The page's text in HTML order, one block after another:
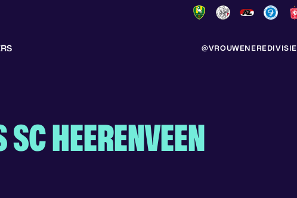
@VROUWENEREDIVISIE
HEERENVEEN